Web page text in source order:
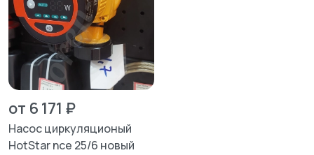
от 6 171 ₽
Насос циркуляционый
HotStar nce 25/6 новый